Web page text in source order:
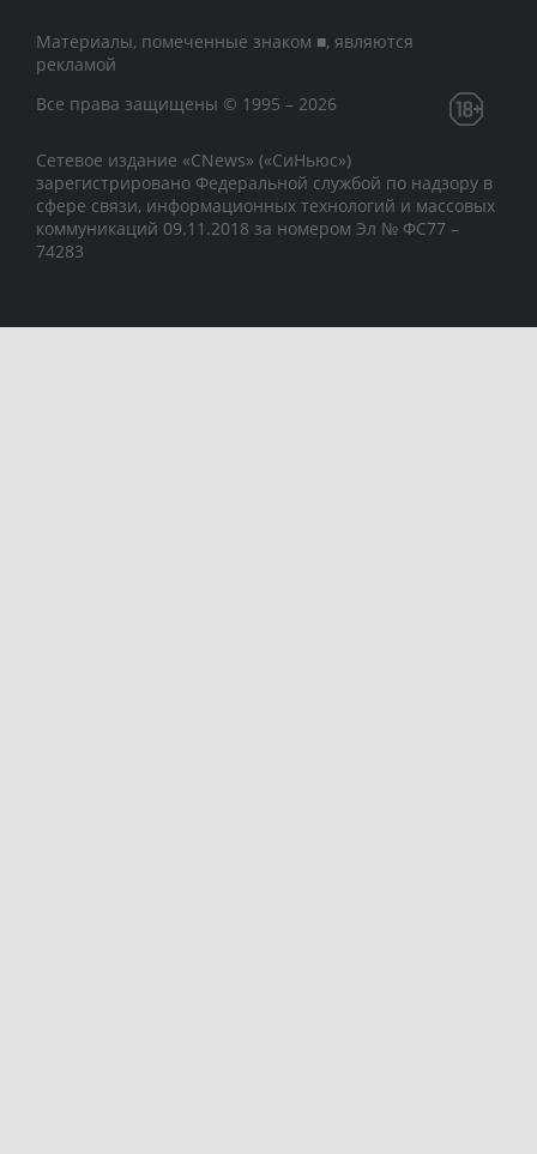
Материалы, помеченные знаком ■, являются
рекламой
Все права защищены © 1995 – 2026
Сетевое издание «CNews» («СиНьюс»)
зарегистрировано Федеральной службой по надзору в
сфере связи, информационных технологий и массовых
коммуникаций 09.11.2018 за номером Эл № ФС77 –
74283